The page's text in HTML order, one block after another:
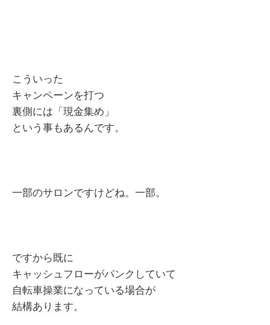
こういった
キャンペーンを打つ
裏側には「現金集め」
という事もあるんです。
一部のサロンですけどね。一部。
ですから既に
キャッシュフローがパンクしていて
自転車操業になっている場合が
結構あります。